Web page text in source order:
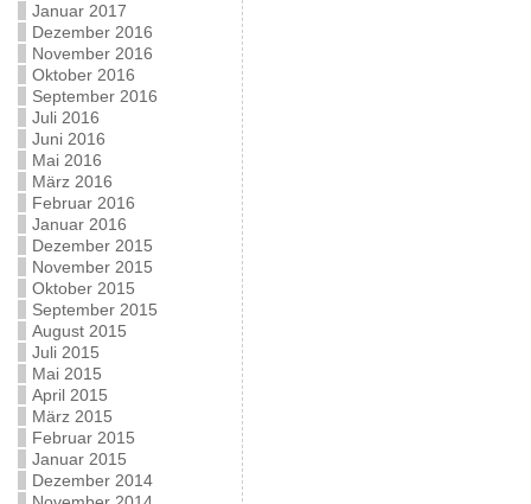
Januar 2017
Dezember 2016
November 2016
Oktober 2016
September 2016
Juli 2016
Juni 2016
Mai 2016
März 2016
Februar 2016
Januar 2016
Dezember 2015
November 2015
Oktober 2015
September 2015
August 2015
Juli 2015
Mai 2015
April 2015
März 2015
Februar 2015
Januar 2015
Dezember 2014